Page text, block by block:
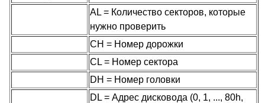
AL = Количество секторов, которые
нужно проверить
CH = Номер дорожки
CL = Номер сектора
DH = Номер головки
DL = Адрес дисковода (0, 1, ..., 80h,